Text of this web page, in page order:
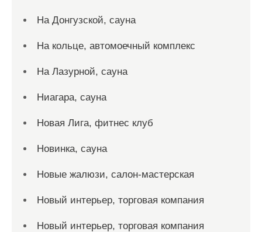
На Донгузской, сауна
На кольце, автомоечный комплекс
На Лазурной, сауна
Ниагара, сауна
Новая Лига, фитнес клуб
Новинка, сауна
Новые жалюзи, салон-мастерская
Новый интерьер, торговая компания
Новый интерьер, торговая компания